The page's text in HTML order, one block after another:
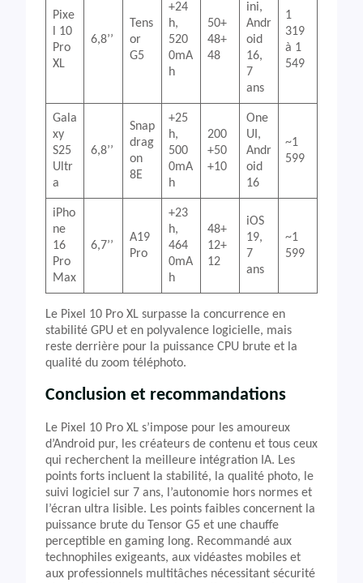
Pixe
l 10
Pro
XL
6,8’’
Tens
or
G5
+24
h,
520
0mA
h
50+
48+
48
ini,
Andr
oid
16,
7
ans
1
319
à 1
549
Gala
xy
S25
Ultr
a
6,8’’
Snap
drag
on
8E
+25
h,
500
0mA
h
200
+50
+10
One
UI,
Andr
oid
16
~1
599
iPho
ne
16
Pro
Max
6,7’’
A19
Pro
+23
h,
464
0mA
h
48+
12+
12
iOS
19,
7
ans
~1
599
Le Pixel 10 Pro XL surpasse la concurrence en
stabilité GPU et en polyvalence logicielle, mais
reste derrière pour la puissance CPU brute et la
qualité du zoom téléphoto.
Conclusion et recommandations
Le Pixel 10 Pro XL s’impose pour les amoureux
d’Android pur, les créateurs de contenu et tous ceux
qui recherchent la meilleure intégration IA. Les
points forts incluent la stabilité, la qualité photo, le
suivi logiciel sur 7 ans, l’autonomie hors normes et
l’écran ultra lisible. Les points faibles concernent la
puissance brute du Tensor G5 et une chauffe
perceptible en gaming long. Recommandé aux
technophiles exigeants, aux vidéastes mobiles et
aux professionnels multitâches nécessitant sécurité